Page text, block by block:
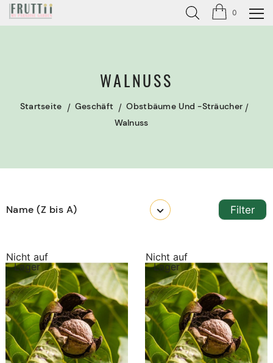
0
WALNUSS
Startseite Geschäft
Obstbäume Und -sträucher
Walnuss
Name (Z bis A) Filter
Nicht auf
Lager
Nicht auf
Lager